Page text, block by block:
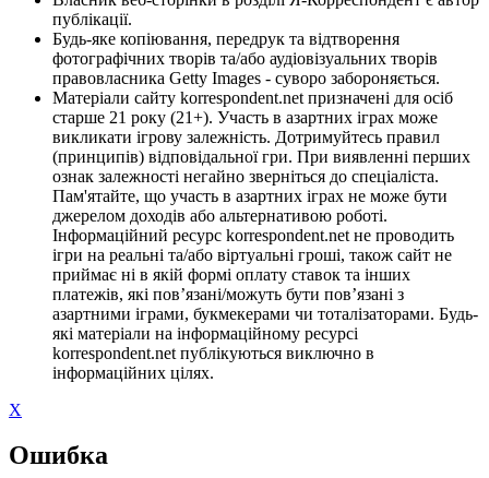
публікації.
Будь-яке копіювання, передрук та відтворення
фотографічних творів та/або аудіовізуальних творів
правовласника Getty Images - суворо забороняється.
Матеріали сайту korrespondent.net призначені для осіб
старше 21 року (21+). Участь в азартних іграх може
викликати ігрову залежність. Дотримуйтесь правил
(принципів) відповідальної гри. При виявленні перших
ознак залежності негайно зверніться до спеціаліста.
Пам'ятайте, що участь в азартних іграх не може бути
джерелом доходів або альтернативою роботі.
Інформаційний ресурс korrespondent.net не проводить
ігри на реальні та/або віртуальні гроші, також сайт не
приймає ні в якій формі оплату ставок та інших
платежів, які пов’язані/можуть бути пов’язані з
азартними іграми, букмекерами чи тоталізаторами. Будь-
які матеріали на інформаційному ресурсі
korrespondent.net публікуються виключно в
інформаційних цілях.
X
Ошибка